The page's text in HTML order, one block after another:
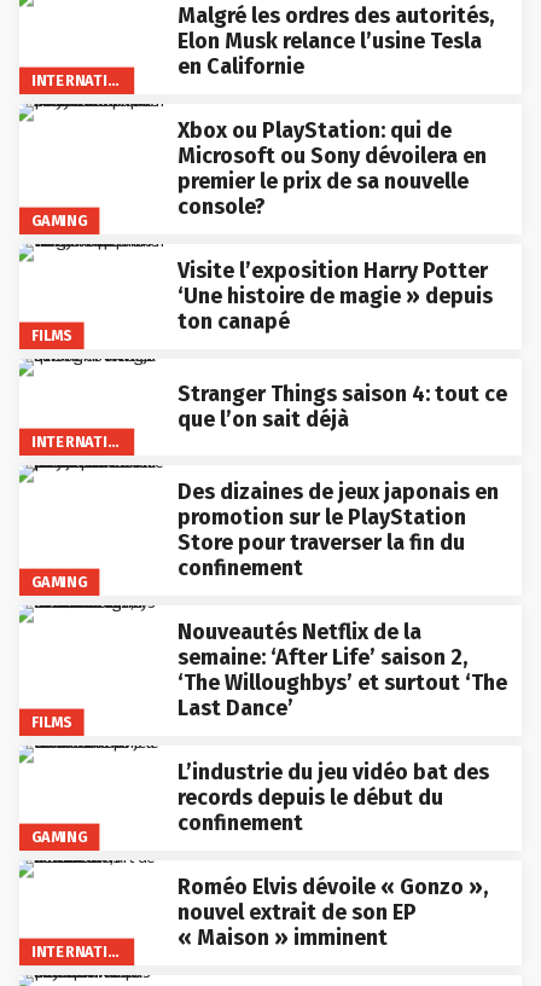
INTERNATIONAL
Malgré les ordres des autorités,
Elon Musk relance l’usine Tesla
en Californie
GAMING
Xbox ou PlayStation: qui de
Microsoft ou Sony dévoilera en
premier le prix de sa nouvelle
console?
FILMS
Visite l’exposition Harry Potter
‘Une histoire de magie » depuis
ton canapé
INTERNATIONAL
Stranger Things saison 4: tout ce
que l’on sait déjà
GAMING
Des dizaines de jeux japonais en
promotion sur le PlayStation
Store pour traverser la fin du
confinement
FILMS
Nouveautés Netflix de la
semaine: ‘After Life’ saison 2,
‘The Willoughbys’ et surtout ‘The
Last Dance’
GAMING
L’industrie du jeu vidéo bat des
records depuis le début du
confinement
INTERNATIONAL
Roméo Elvis dévoile « Gonzo »,
nouvel extrait de son EP
« Maison » imminent